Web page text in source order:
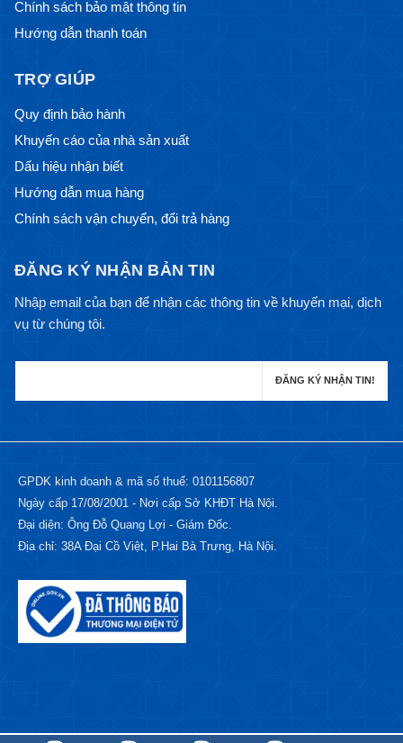
Chính sách bảo mật thông tin
Hướng dẫn thanh toán
TRỢ GIÚP
Quy định bảo hành
Khuyến cáo của nhà sản xuất
Dấu hiệu nhận biết
Hướng dẫn mua hàng
Chính sách vận chuyển, đổi trả hàng
ĐĂNG KÝ NHẬN BẢN TIN
Nhập email của bạn để nhận các thông tin về khuyến mại, dịch
vụ từ chúng tôi.
GPDK kinh doanh & mã số thuế: 0101156807
Ngày cấp 17/08/2001 - Nơi cấp Sở KHĐT Hà Nội.
Đại diện: Ông Đỗ Quang Lợi - Giám Đốc.
Địa chỉ: 38A Đại Cồ Việt, P.Hai Bà Trưng, Hà Nội.